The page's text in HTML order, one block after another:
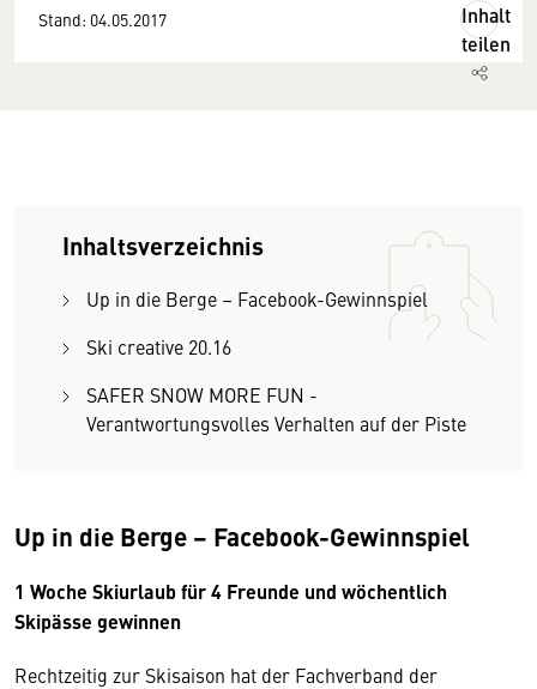
Stand: 04.05.2017
Inhalt
teilen
Inhaltsverzeichnis
Up in die Berge – Facebook-Gewinnspiel
Ski creative 20.16
SAFER SNOW MORE FUN -
Verantwortungsvolles Verhalten auf der Piste
Up in die Berge – Facebook-Gewinnspiel
1 Woche Skiurlaub für 4 Freunde und wöchentlich
Skipässe gewinnen
Rechtzeitig zur Skisaison hat der Fachverband der